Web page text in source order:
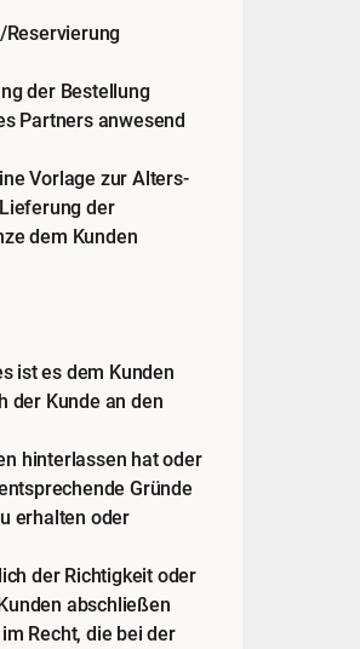
der Bestellung
Partners anwesend
Vorlage zur Alters-
der
dem Kunden
ist es dem Kunden
der Kunde an den
hinterlassen hat oder
Gründe
erhalten oder
der Richtigkeit oder
abschließen
Recht, die bei der